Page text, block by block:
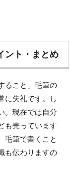
ント・まとめ
ること」毛筆の
に失礼です。し
。現在では自分
も売っています
毛筆で書くこと
も伝わりますの